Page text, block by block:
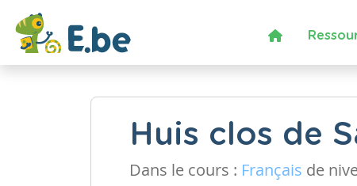
Huis clos de
Dans le cours : Français de